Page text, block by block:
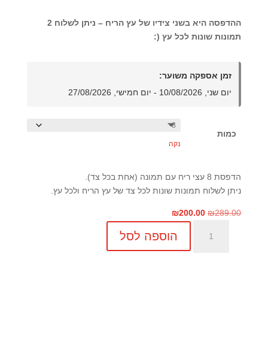
ההדפסה היא בשני צידיו של עץ הריח – ניתן לשלוח 2
תמונות שונות לכל עץ (:
זמן אספקה משוער:
יום שני, 10/08/2026 - יום חמישי, 27/08/2026
כמות
נקה
הדפסת 8 עצי ריח עם תמונה (אחת בכל צד).
ניתן לשלוח תמונות שונות לכל צד של עץ הריח ולכל עץ.
₪289.00
המחיר
המקורי
₪289.00.
₪200.00
המחיר
הוא:
₪200.00.
הוספה לסל